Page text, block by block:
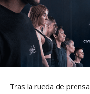
Tras la rueda de